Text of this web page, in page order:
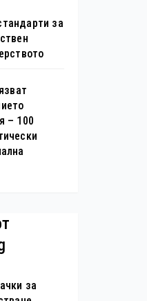
за
– 100
за